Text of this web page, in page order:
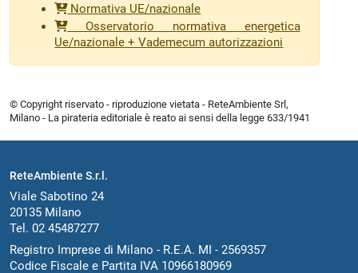
Normativa UE/nazionale
Osservatorio normativa energetica
Ue/nazionale + Vademecum autorizzazioni
© Copyright riservato - riproduzione vietata - ReteAmbiente Srl,
Milano - La pirateria editoriale è reato ai sensi della legge 633/1941
ReteAmbiente S.r.l.
Viale Sabotino 24
20135 Milano
Tel. 02 45487277
Registro Imprese di Milano - R.E.A. MI - 2569357
Codice Fiscale e Partita IVA 10966180969